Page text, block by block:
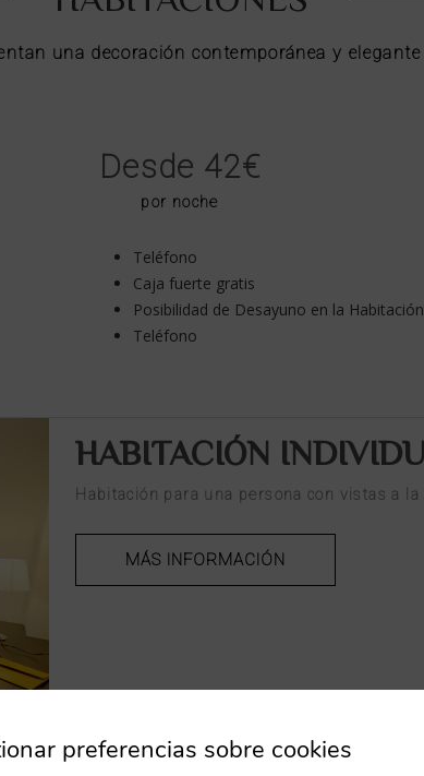
una decoración contemporánea y
Desde 42€
por noche
Teléfono
Caja fuerte gratis
Posibilidad de Desayuno en la Habitación
Teléfono
HABITACIÓN
Habitación para una persona con vistas a la
MÁS INFORMACIÓN
Max. 1 persona 1 cama individual
preferencias sobre cookies